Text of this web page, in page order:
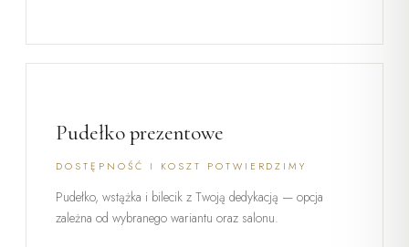
Pudełko prezentowe
DOSTĘPNOŚĆ I KOSZT POTWIERDZIMY
Pudełko, wstążka i bilecik z Twoją dedykacją — opcja
zależna od wybranego wariantu oraz salonu.